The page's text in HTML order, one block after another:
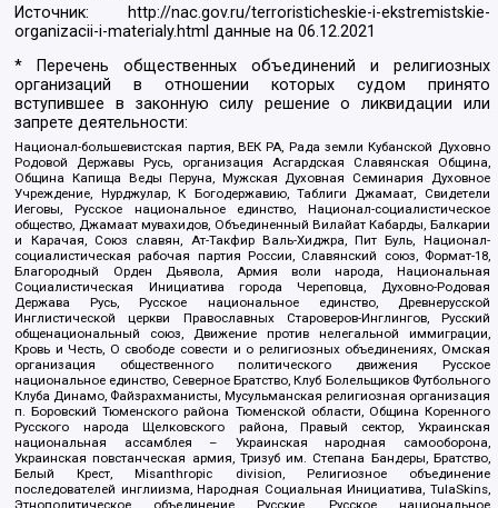
Источник:
http://nac.gov.ru/terroristicheskie-i-ekstremistskie-
organizacii-i-materialy.html данные на06.12.2021
* Перечень общественных объединений и религиозных
организаций в отношении которых судом принято
вступившее в законную силу решение о ликвидации или
запрете деятельности:
Национал-большевистская партия, ВЕК РА, Рада земли Кубанской Духовно
Родовой Державы Русь, организация Асгардская Славянская Община,
Община Капища Веды Перуна, Мужская Духовная Семинария Духовное
Учреждение, Нурджулар, К Богодержавию, Таблиги Джамаат, Свидетели
Иеговы, Русское национальное единство, Национал-социалистическое
общество, Джамаат мувахидов, Объединенный Вилайат Кабарды, Балкарии
и Карачая, Союз славян, Ат-Такфир Валь-Хиджра, Пит Буль, Национал-
социалистическая рабочая партия России, Славянский союз, Формат-18,
Благородный Орден Дьявола, Армия воли народа, Национальная
Социалистическая Инициатива города Череповца, Духовно-Родовая
Держава Русь, Русское национальное единство, Древнерусской
Инглистической церкви Православных Староверов-Инглингов, Русский
общенациональный союз, Движение против нелегальной иммиграции,
Кровь и Честь, О свободе совести и о религиозных объединениях, Омская
организация общественного политического движения Русское
национальное единство, Северное Братство, Клуб Болельщиков Футбольного
Клуба Динамо, Файзрахманисты, Мусульманская религиозная организация
п. Боровский Тюменского района Тюменской области, Община Коренного
Русского народа Щелковского района, Правый сектор, Украинская
национальная ассамблея – Украинская народная самооборона,
Украинская повстанческая армия, Тризуб им. Степана Бандеры, Братство,
Белый Крест, Misanthropic division, Религиозное объединение
последователей инглиизма, Народная Социальная Инициатива, TulaSkins,
Этнополитическое объединение Русские, Русское национальное